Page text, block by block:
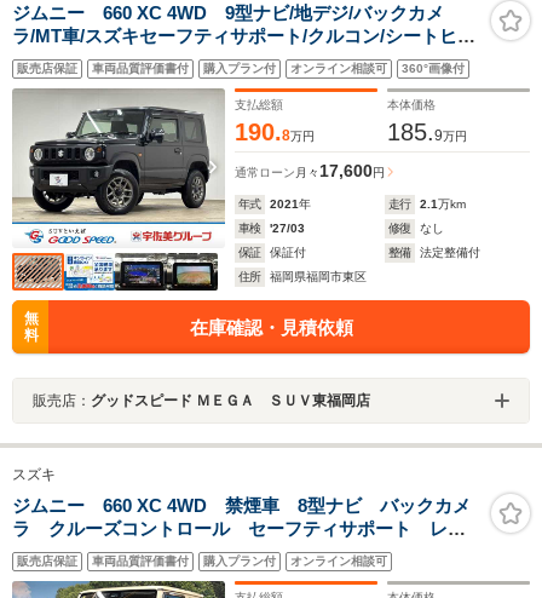
ジムニー 660 XC 4WD 9型ナビ/地デジ/バックカメ
ラ/MT車/スズキセーフティサポート/クルコン/シートヒー
ター/ダウンヒルアシスト/ETC/LEDヘッドライト/スマー
トキー/オートエアコン
販売店保証 車両品質評価書付 購入プラン付 オンライン相談可 360°画像付
支払総額
190.8万円
本体価格
185.9万円
通常ローン 月々 17,600円
年式 2021年 走行 2.1万km
車検
'27/03 修復
なし
保証
保証付 整備
法定整備付
住所
福岡県福岡市東区
無
料
在庫確認・見積依頼
販売店： グッドスピード ＭＥＧＡ ＳＵＶ東福岡店
スズキ
ジムニー 660 XC 4WD 禁煙車 8型ナビ バックカメ
ラ クルーズコントロール セーフティサポート レー
ンアシスト シートヒーター LEDヘッド ダウンヒル
アシスト オートエアコン 純正16インチAW ETC
販売店保証 車両品質評価書付 購入プラン付 オンライン相談可